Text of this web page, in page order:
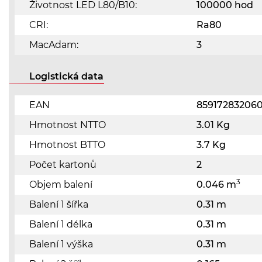
Životnost LED L80/B10:
100000 hod
CRI:
Ra80
MacAdam:
3
Logistická data
EAN
Hmotnost NTTO
3.01 Kg
Hmotnost BTTO
3.7 Kg
Počet kartonů
2
Objem balení
0.046 m3
Balení 1 šířka
0.31 m
Balení 1 délka
0.31 m
Balení 1 výška
0.31 m